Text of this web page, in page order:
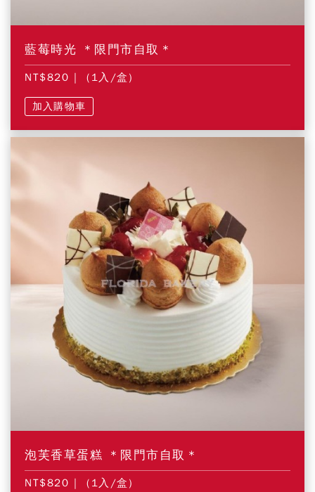
藍莓時光 ＊限門市自取＊
NT$820 | (1入/盒)
加入購物車
泡芙香草蛋糕 ＊限門市自取＊
NT$820 | (1入/盒)